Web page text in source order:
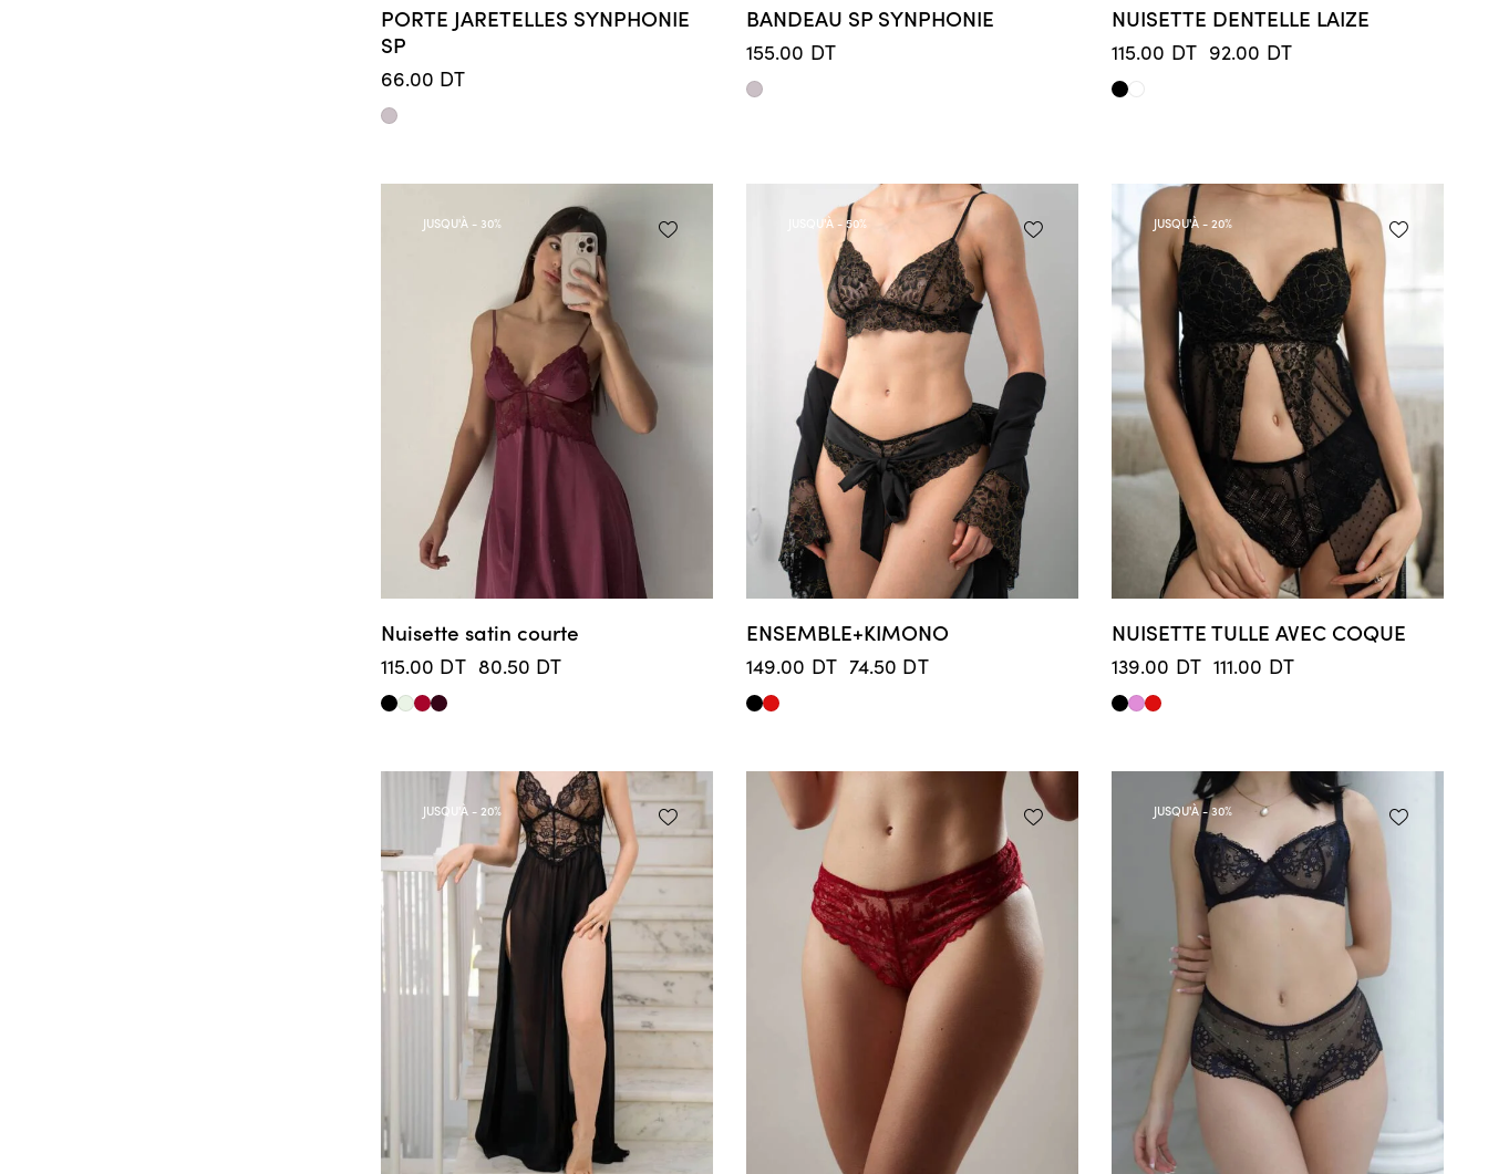
PORTE JARETELLES SYNPHONIE
SP
66.00 DT
BANDEAU SP SYNPHONIE
155.00 DT
NUISETTE DENTELLE LAIZE
115.00 DT 92.00 DT
JUSQU'À - 30%
Nuisette satin courte
115.00 DT 80.50 DT
JUSQU'À- 50%
ENSEMBLE+KIMONO
149.00 DT 74.50 DT
JUSQU'À- 20%
NUISETTE TULLE AVEC COQUE
139.00 DT 111.00 DT
JUSQU'À- 20% JUSQU'À- 30%